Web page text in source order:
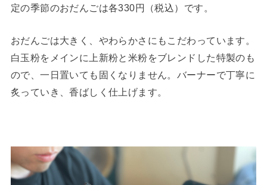
定の季節のおだんごは各330円（税込）です。
おだんごは大きく、やわらかさにもこだわっています。
白玉粉をメインに上新粉と米粉をブレンドした特製のも
ので、一日置いても固くなりません。バーナーで丁寧に
炙っていき、香ばしく仕上げます。